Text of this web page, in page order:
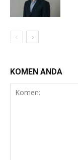
KOMEN ANDA